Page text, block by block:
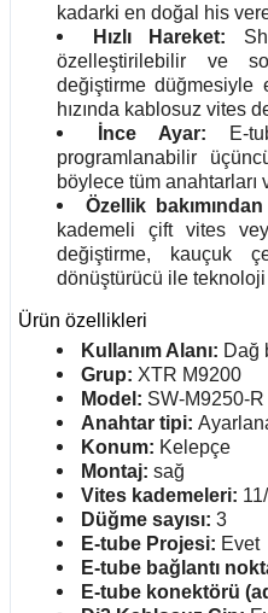
kadarki en doğal his
Hızlı Hareket:
özelleştirilebilir ve
değiştirme düğmesiyle
hızında kablosuz vites
İnce Ayar: E-
programlanabilir
böylece tüm
Özellik
kademeli çift vites
değiştirme, kauçuk
dönüştürücü ile
Ürün özellikleri
Kullanım Alanı: Dağ
Grup: XTR M9200
Model: SW-M9250-R
Anahtar tipi:
Konum: Kelepçe
Montaj: sağ
Vites kademeleri:
Düğme sayısı: 3
E-tube Projesi: Evet
E-tube bağlantı
E-tube konektörü